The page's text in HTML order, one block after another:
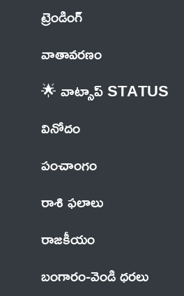
ట్రెండింగ్
వాతావరణం
🌟 వాట్సాప్ STATUS
వినోదం
పంచాంగం
రాశి ఫలాలు
రాజకీయం
బంగారం-వెండి ధరలు